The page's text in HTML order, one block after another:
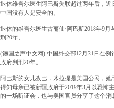
退休维吾尔医生阿巴斯失联超过两年后，
中国没有人是安全的。
退休的维吾尔医生古丽仙·阿巴斯2018年9
刑20年。
(德国之声中文网) 中国外交部12月31日在
政府判刑20年。
阿巴斯的女儿孜巴．木拉提是美国公民，
得知母亲已被新疆政府于2019年3月以恐怖
的一场听证会，也与美国官员分享了这个消